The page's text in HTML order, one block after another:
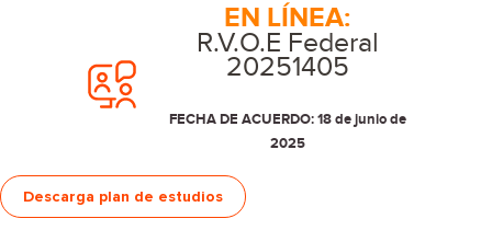
EN LÍNEA:
R.V.O.E Federal
20251405
FECHA DE ACUERDO: 18 de junio de
2025
Descarga plan de estudios